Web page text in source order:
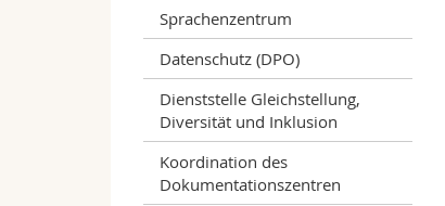
Sprachenzentrum
Datenschutz (DPO)
Dienststelle Gleichstellung,
Diversität und Inklusion
Koordination des
Dokumentationszentren